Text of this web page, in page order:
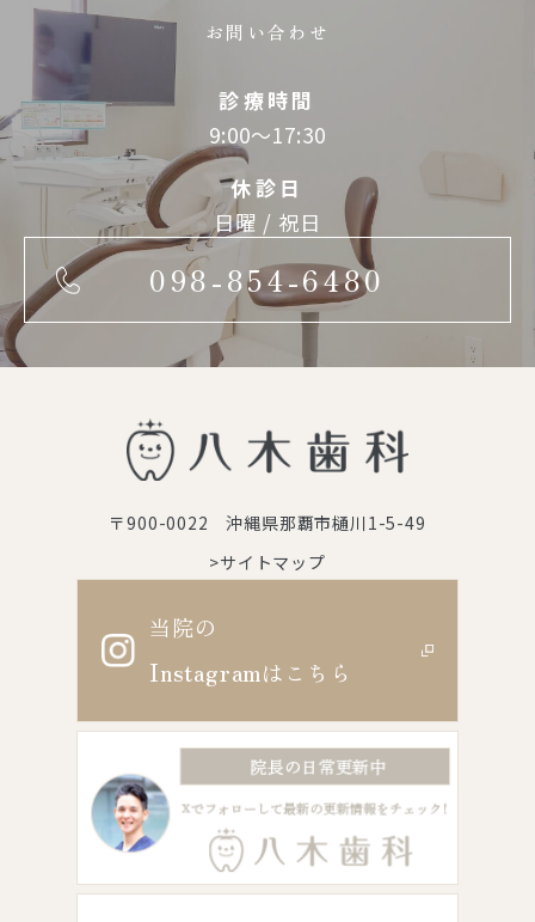
お問い合わせ
診療時間
9:00～17:30
休診日
日曜 / 祝日
098-854-6480
〒900-0022 沖縄県那覇市樋川1-5-49
>サイトマップ
当院の
Instagramはこちら